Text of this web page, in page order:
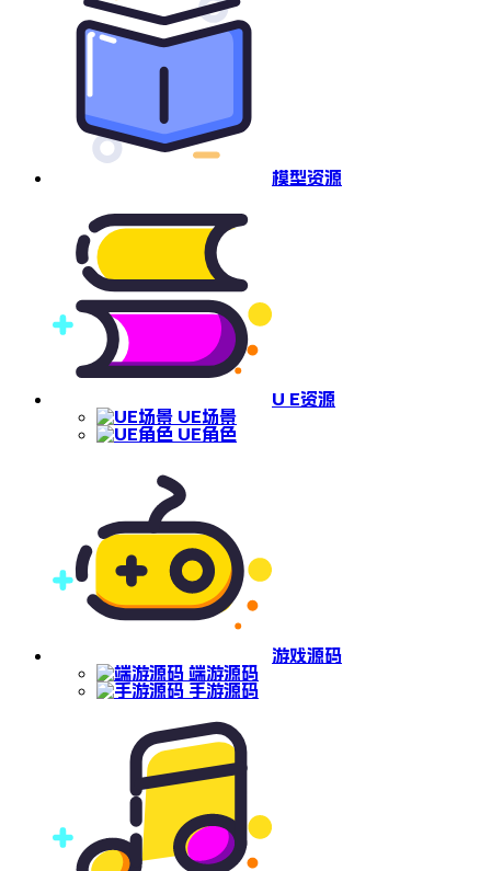
模型资源
U E资源
UE场景
UE角色
游戏源码
端游源码
手游源码